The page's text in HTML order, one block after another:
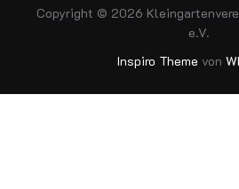
Copyright © 2026
e.V.
Inspiro Theme von